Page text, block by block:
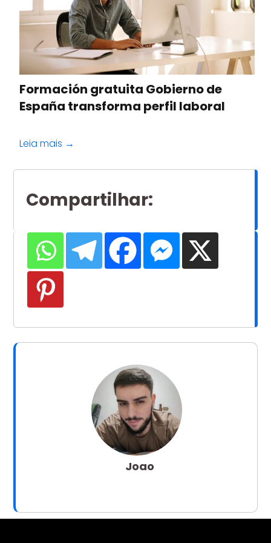
Formación gratuita Gobierno de
España transforma perfil laboral
Leia mais →
Compartilhar:
Joao